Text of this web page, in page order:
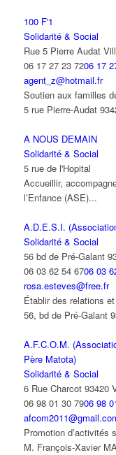
100 F'1
Solidarité & Social
Rue 5 Pierre Audat
06 17 27 23 7206 17
agent_z@hotmail.fr
Soutien aux familles
5 rue Pierre-Audat
A NOUS DEMAIN
Solidarité & Social
5 rue de l'Hopital
Accueillir,
l’Enfance (ASE)...
A.D.E.S.I.
Solidarité & Social
56 bd de Pré-Galant
06 03 62 54 6706 03
rosa.esteves@free.fr
Établir des relations
56, bd de Pré-Galant
A.F.C.O.M.
Père Matota)
Solidarité & Social
6 Rue Charcot 93420
06 98 01 30 7906 98
Promotion d’activités
M. François-Xavier